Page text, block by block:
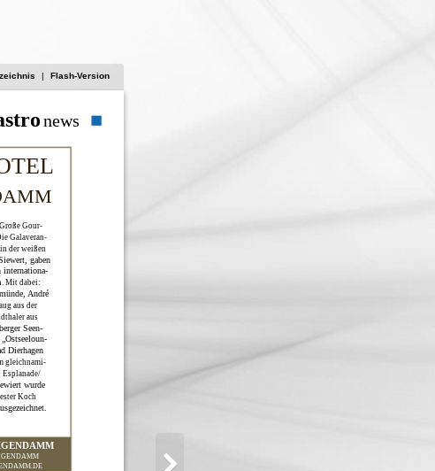
news
Gour-
Galaveran-
der weißen
gaben
internationa-
Mit dabei:
André
aus der
aus
Seen-
Dierhagen
gleichnami-
Esplanade/
wurde
Koch
| Flash-Version